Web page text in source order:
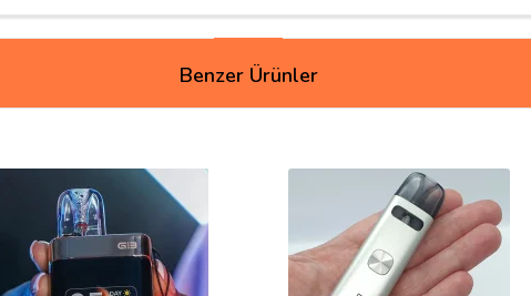
MTL içim (sigara içim) uygundur
Benzer Ürünler